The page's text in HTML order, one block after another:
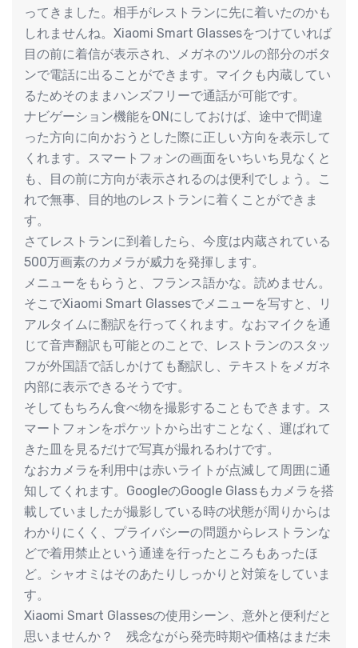
ってきました。相手がレストランに先に着いたのかも
しれませんね。Xiaomi Smart Glassesをつけていれば
目の前に着信が表示され、メガネのツルの部分のボタ
ンで電話に出ることができます。マイクも内蔵してい
るためそのままハンズフリーで通話が可能です。
ナビゲーション機能をONにしておけば、途中で間違
った方向に向かおうとした際に正しい方向を表示して
くれます。スマートフォンの画面をいちいち見なくと
も、目の前に方向が表示されるのは便利でしょう。こ
れで無事、目的地のレストランに着くことができま
す。
さてレストランに到着したら、今度は内蔵されている
500万画素のカメラが威力を発揮します。
メニューをもらうと、フランス語かな。読めません。
そこでXiaomi Smart Glassesでメニューを写すと、リ
アルタイムに翻訳を行ってくれます。なおマイクを通
じて音声翻訳も可能とのことで、レストランのスタッ
フが外国語で話しかけても翻訳し、テキストをメガネ
内部に表示できるそうです。
そしてもちろん食べ物を撮影することもできます。ス
マートフォンをポケットから出すことなく、運ばれて
きた皿を見るだけで写真が撮れるわけです。
なおカメラを利用中は赤いライトが点滅して周囲に通
知してくれます。GoogleのGoogle Glassもカメラを搭
載していましたが撮影している時の状態が周りからは
わかりにくく、プライバシーの問題からレストランな
どで着用禁止という通達を行ったところもあったほ
ど。シャオミはそのあたりしっかりと対策をしていま
す。
Xiaomi Smart Glassesの使用シーン、意外と便利だと
思いませんか？ 残念ながら発売時期や価格はまだ未